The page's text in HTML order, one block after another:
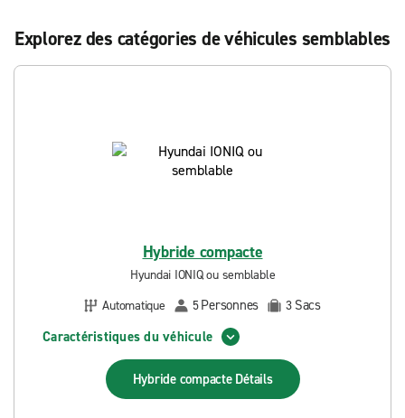
Explorez des catégories de véhicules semblables
Hybride compacte
Hyundai IONIQ ou semblable
Automatique
5Personnes 3 Sacs
Caractéristiques du véhicule
Hybride compacte Détails